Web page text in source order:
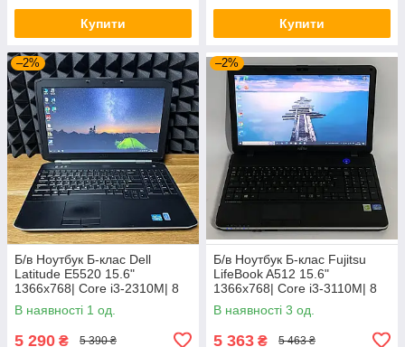
Купити Купити
–2%
Б/в Ноутбук Б-клас Dell
Latitude E5520 15.6"
1366x768| Core i3-2310M| 8
GB RAM| 128 GB SSD| HD
3000
В наявності 1 од.
5 290 ₴ 5 390 ₴
–2%
Б/в Ноутбук Б-клас Fujitsu
LifeBook A512 15.6"
1366x768| Core i3-3110M| 8
GB RAM| 320 GB HDD| HD
4000
В наявності 3 од.
5 363 ₴ 5 463 ₴